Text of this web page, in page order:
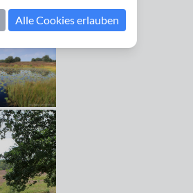
Alle Cookies erlauben